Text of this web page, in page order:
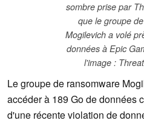
sombre prise par
que le groupe
Mogilevich a volé
données à Epic
l'image :
Le groupe de ransomware
accéder à 189 Go de données
d'une récente violation de